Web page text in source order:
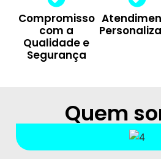
Compromisso
com a
Qualidade e
Segurança
Quem